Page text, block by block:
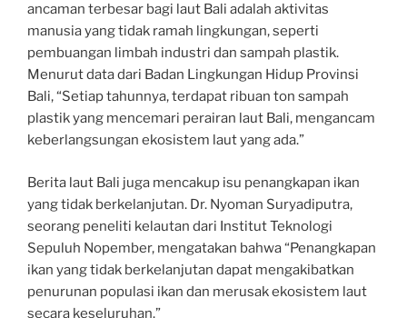
ancaman terbesar bagi laut Bali adalah aktivitas
manusia yang tidak ramah lingkungan, seperti
pembuangan limbah industri dan sampah plastik.
Menurut data dari Badan Lingkungan Hidup Provinsi
Bali, “Setiap tahunnya, terdapat ribuan ton sampah
plastik yang mencemari perairan laut Bali, mengancam
keberlangsungan ekosistem laut yang ada.”
Berita laut Bali juga mencakup isu penangkapan ikan
yang tidak berkelanjutan. Dr. Nyoman Suryadiputra,
seorang peneliti kelautan dari Institut Teknologi
Sepuluh Nopember, mengatakan bahwa “Penangkapan
ikan yang tidak berkelanjutan dapat mengakibatkan
penurunan populasi ikan dan merusak ekosistem laut
secara keseluruhan.”